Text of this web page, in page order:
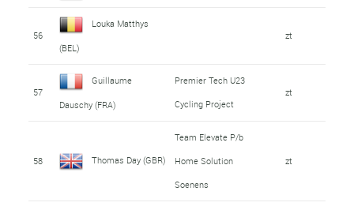
56
Louka Matthys
(BEL)
zt
57
Guillaume
Dauschy (FRA)
Premier Tech U23
Cycling Project
zt
58 Thomas Day (GBR)
Team Elevate P/b
Home Solution
Soenens
zt